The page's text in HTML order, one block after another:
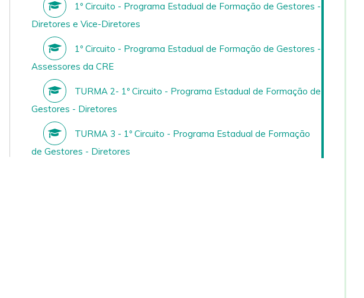
1º Circuito - Programa Estadual de Formação de Gestores -
Diretores e Vice-Diretores
1º Circuito - Programa Estadual de Formação de Gestores -
Assessores da CRE
TURMA 2- 1º Circuito - Programa Estadual de Formação de
Gestores - Diretores
TURMA 3 - 1º Circuito - Programa Estadual de Formação
de Gestores - Diretores